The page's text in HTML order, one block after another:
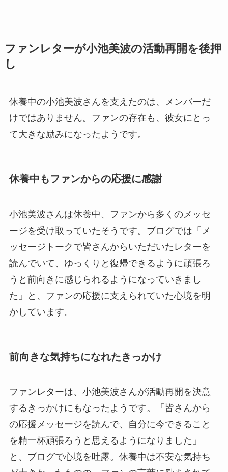
ファンレターが小池美波の活動再開を後押
し
休養中の小池美波さんを支えたのは、メンバーだ
けではありません。ファンの存在も、彼女にとっ
て大きな励みになったようです。
休養中もファンからの応援に感謝
小池美波さんは休養中、ファンから多くのメッセ
ージを受け取っていたそうです。ブログでは「メ
ッセージトークで皆さんからいただいたレターを
読んでいて、ゆっくりと復帰できるように頑張ろ
うと前向きに感じられるようになっていきまし
た」と、ファンの応援に支えられていた心境を明
かしています。
前向きな気持ちになれたきっかけ
ファンレターは、小池美波さんが活動再開を決意
するきっかけにもなったようです。「皆さんから
の応援メッセージを読んで、自分に今できること
を精一杯頑張ろうと思えるようになりました」
と、ブログで心境を吐露。休養中は不安な気持ち